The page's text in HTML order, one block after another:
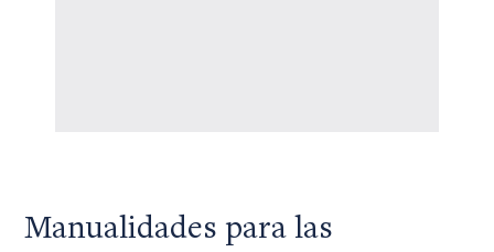
Manualidades para las